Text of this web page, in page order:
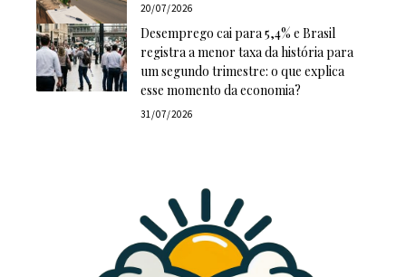
20/07/2026
Desemprego cai para 5,4% e Brasil
registra a menor taxa da história para
um segundo trimestre: o que explica
esse momento da economia?
31/07/2026